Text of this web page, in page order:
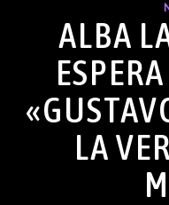
ALBA
LA